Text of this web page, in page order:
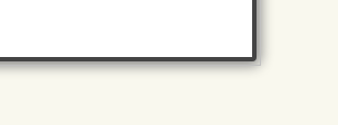
Ören Yeri
Hakkında Bilmeniz Gerekenler